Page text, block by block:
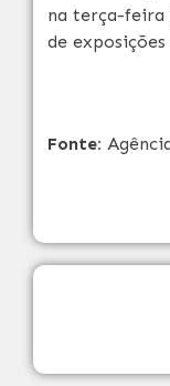
na terça-feira
de
Fonte: